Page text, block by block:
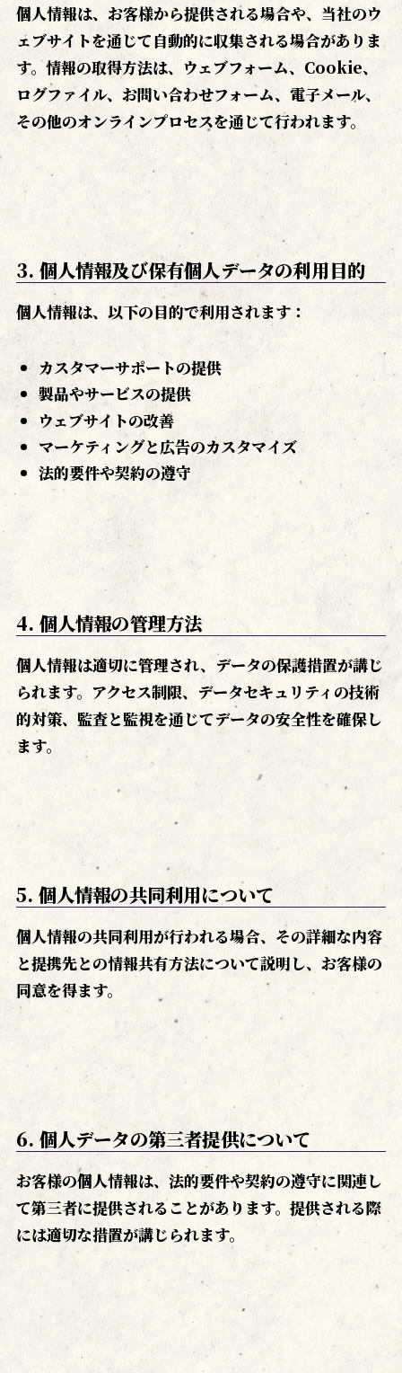
個人情報は、お客様から提供される場合や、当社のウ
ェブサイトを通じて自動的に収集される場合がありま
す。情報の取得方法は、ウェブフォーム、Cookie、
ログファイル、お問い合わせフォーム、電子メール、
その他のオンラインプロセスを通じて行われます。
3. 個人情報及び保有個人データの利用目的
個人情報は、以下の目的で利用されます：
カスタマーサポートの提供
製品やサービスの提供
ウェブサイトの改善
マーケティングと広告のカスタマイズ
法的要件や契約の遵守
4. 個人情報の管理方法
個人情報は適切に管理され、データの保護措置が講じ
られます。アクセス制限、データセキュリティの技術
的対策、監査と監視を通じてデータの安全性を確保し
ます。
5. 個人情報の共同利用について
個人情報の共同利用が行われる場合、その詳細な内容
と提携先との情報共有方法について説明し、お客様の
同意を得ます。
6. 個人データの第三者提供について
お客様の個人情報は、法的要件や契約の遵守に関連し
て第三者に提供されることがあります。提供される際
には適切な措置が講じられます。